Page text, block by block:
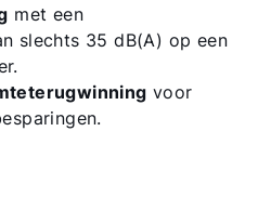
met een
slechts 35 dB(A) op een
voor